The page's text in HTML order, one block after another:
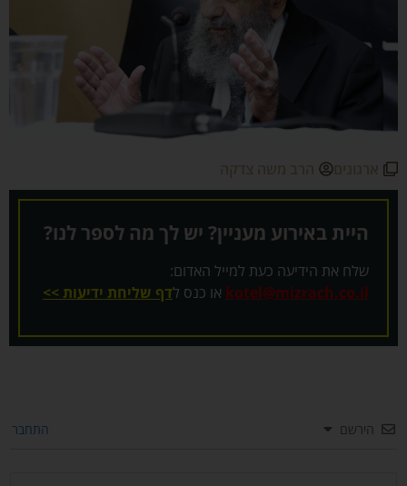
ארגונים הרב משה צדקה
היית באירוע מעניין? יש לך מה לספר לנו?
שלח את הידיעה כעת למייל האדום:
kotel@mizrach.co.ilאו כנס לדף שליחת ידיעות >>
הירשם התחבר